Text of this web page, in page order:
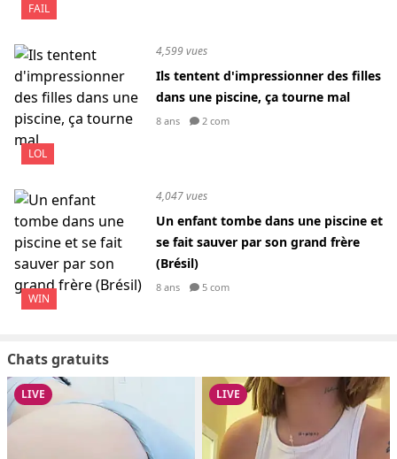
FAIL
LOL
4,599 vues
Ils tentent d'impressionner des filles
dans une piscine, ça tourne mal
8 ans 2 com
WIN
4,047 vues
Un enfant tombe dans une piscine et
se fait sauver par son grand frère
(Brésil)
8 ans 5 com
Chats gratuits